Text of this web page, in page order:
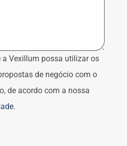
a Vexillum possa utilizar os
de negócio com o
de acordo com a nossa
.